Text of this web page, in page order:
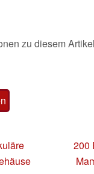
zu diesem
200